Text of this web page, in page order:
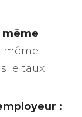
même
le taux
: